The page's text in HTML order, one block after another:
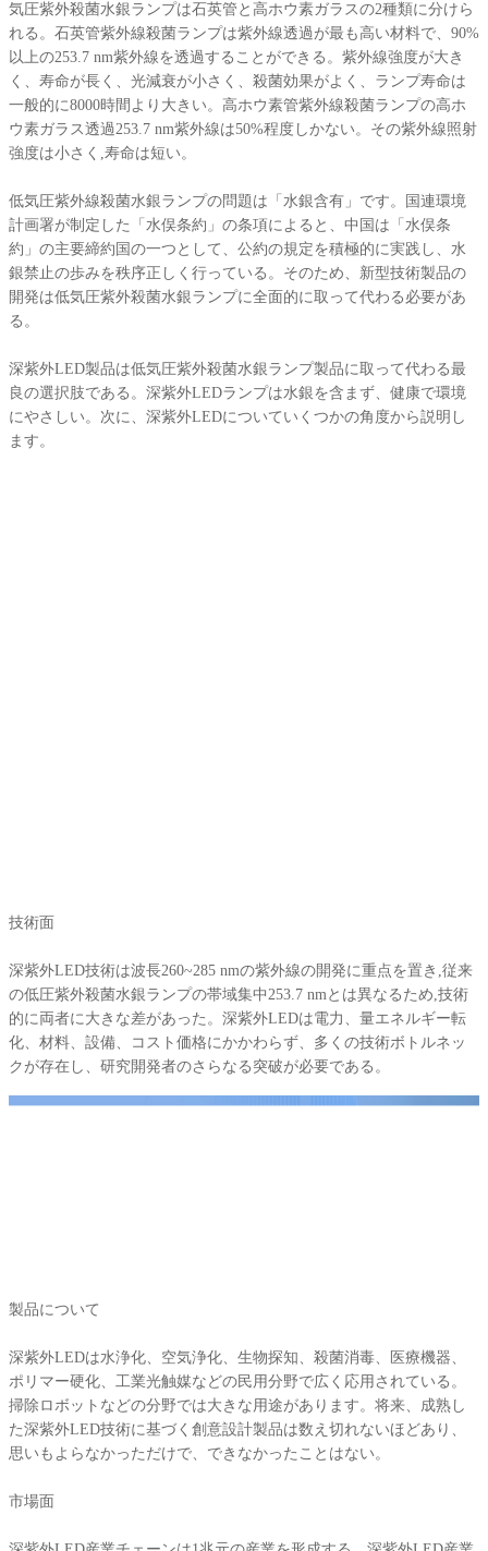
気圧紫外殺菌水銀ランプは石英管と高ホウ素ガラスの2種類に分けら
れる。石英管紫外線殺菌ランプは紫外線透過が最も高い材料で、90%
以上の253.7 nm紫外線を透過することができる。紫外線強度が大き
く、寿命が長く、光減衰が小さく、殺菌効果がよく、ランプ寿命は
一般的に8000時間より大きい。高ホウ素管紫外線殺菌ランプの高ホ
ウ素ガラス透過253.7 nm紫外線は50%程度しかない。その紫外線照射
強度は小さく,寿命は短い。
低気圧紫外線殺菌水銀ランプの問題は「水銀含有」です。国連環境
計画署が制定した「水俣条約」の条項によると、中国は「水俣条
約」の主要締約国の一つとして、公約の規定を積極的に実践し、水
銀禁止の歩みを秩序正しく行っている。そのため、新型技術製品の
開発は低気圧紫外殺菌水銀ランプに全面的に取って代わる必要があ
る。
深紫外LED製品は低気圧紫外殺菌水銀ランプ製品に取って代わる最
良の選択肢である。深紫外LEDランプは水銀を含まず、健康で環境
にやさしい。次に、深紫外LEDについていくつかの角度から説明し
ます。
技術面
深紫外LED技術は波長260~285 nmの紫外線の開発に重点を置き,従来
の低圧紫外殺菌水銀ランプの帯域集中253.7 nmとは異なるため,技術
的に両者に大きな差があった。深紫外LEDは電力、量エネルギー転
化、材料、設備、コスト価格にかかわらず、多くの技術ボトルネッ
クが存在し、研究開発者のさらなる突破が必要である。
製品について
深紫外LEDは水浄化、空気浄化、生物探知、殺菌消毒、医療機器、
ポリマー硬化、工業光触媒などの民用分野で広く応用されている。
掃除ロボットなどの分野では大きな用途があります。将来、成熟し
た深紫外LED技術に基づく創意設計製品は数え切れないほどあり、
思いもよらなかっただけで、できなかったことはない。
市場面